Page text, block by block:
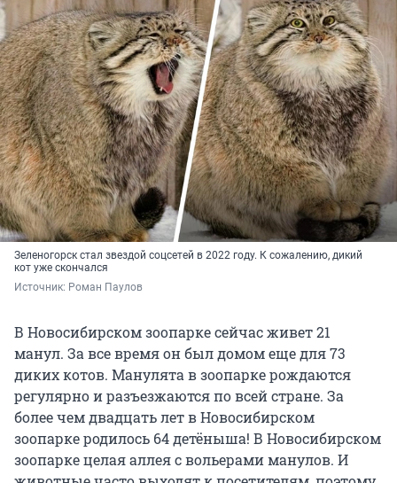
Зеленогорск стал звездой соцсетей в 2022 году. К сожалению, дикий
кот уже скончался
Источник: Роман Паулов
В Новосибирском зоопарке сейчас живет 21
манул. За все время он был домом еще для 73
диких котов. Манулята в зоопарке рождаются
регулярно и разъезжаются по всей стране. За
более чем двадцать лет в Новосибирском
зоопарке родилось 64 детёныша! В Новосибирском
зоопарке целая аллея с вольерами манулов. И